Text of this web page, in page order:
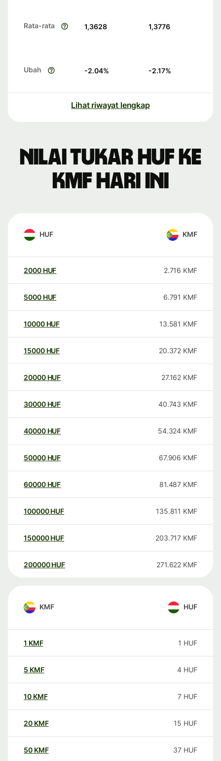
Rata-rata 1,3628 1,3776
Ubah -2.04% -2.17%
Lihat riwayat lengkap
Nilai tukar HUF ke
KMF hari ini
HUF KMF
2000 HUF 2.716 KMF
5000 HUF 6.791 KMF
10000 HUF 13.581 KMF
15000 HUF 20.372 KMF
20000 HUF 27.162 KMF
30000 HUF 40.743 KMF
40000 HUF 54.324 KMF
50000 HUF 67.906 KMF
60000 HUF 81.487 KMF
100000 HUF 135.811 KMF
150000 HUF 203.717 KMF
200000 HUF 271.622 KMF
KMF HUF
1 KMF 1 HUF
5 KMF 4 HUF
10 KMF 7 HUF
20 KMF 15 HUF
50 KMF 37 HUF